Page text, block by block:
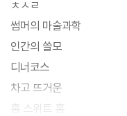
른이 된 이후 상흔을 안고
짐과 타인을 돕는 마음을
다. 생이란 우연인 듯 운
것을 이해함과 동시에 체
나아가겠다는 의지들이
ㅊㅅㄹ
썸머의 마술과학
인간의 쓸모
디너코스
차고 뜨거운
홈 스위트 홈